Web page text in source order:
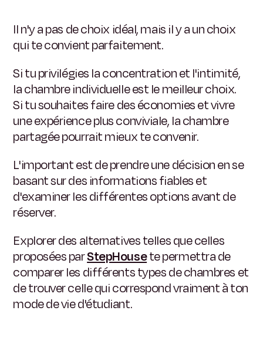
Il n'y a pas de choix idéal, mais il y a un choix
qui te convient parfaitement.
Si tu privilégies la concentration et l'intimité,
la chambre individuelle est le meilleur choix.
Si tu souhaites faire des économies et vivre
une expérience plus conviviale, la chambre
partagée pourrait mieux te convenir.
L'important est de prendre une décision en se
basant sur des informations fiables et
d'examiner les différentes options avant de
réserver.
Explorer des alternatives telles que celles
proposées parStepHousete permettra de
comparer les différents types de chambres et
de trouver celle qui correspond vraiment à ton
mode de vie d'étudiant.